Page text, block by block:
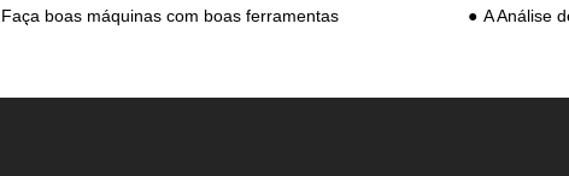
Faça boas máquinas com boas ferramentas
A Análise de